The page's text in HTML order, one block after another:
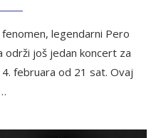
legendarni Pero
održi još jedan koncert za
februara od 21 sat. Ovaj